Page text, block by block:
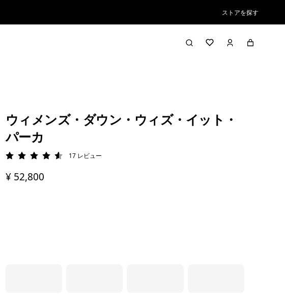
ストアを探す
ウィメンズ・ダウン・ウィズ・イット・
パーカ
評価: 4.6 / 5
17 レビュー
¥ 52,800